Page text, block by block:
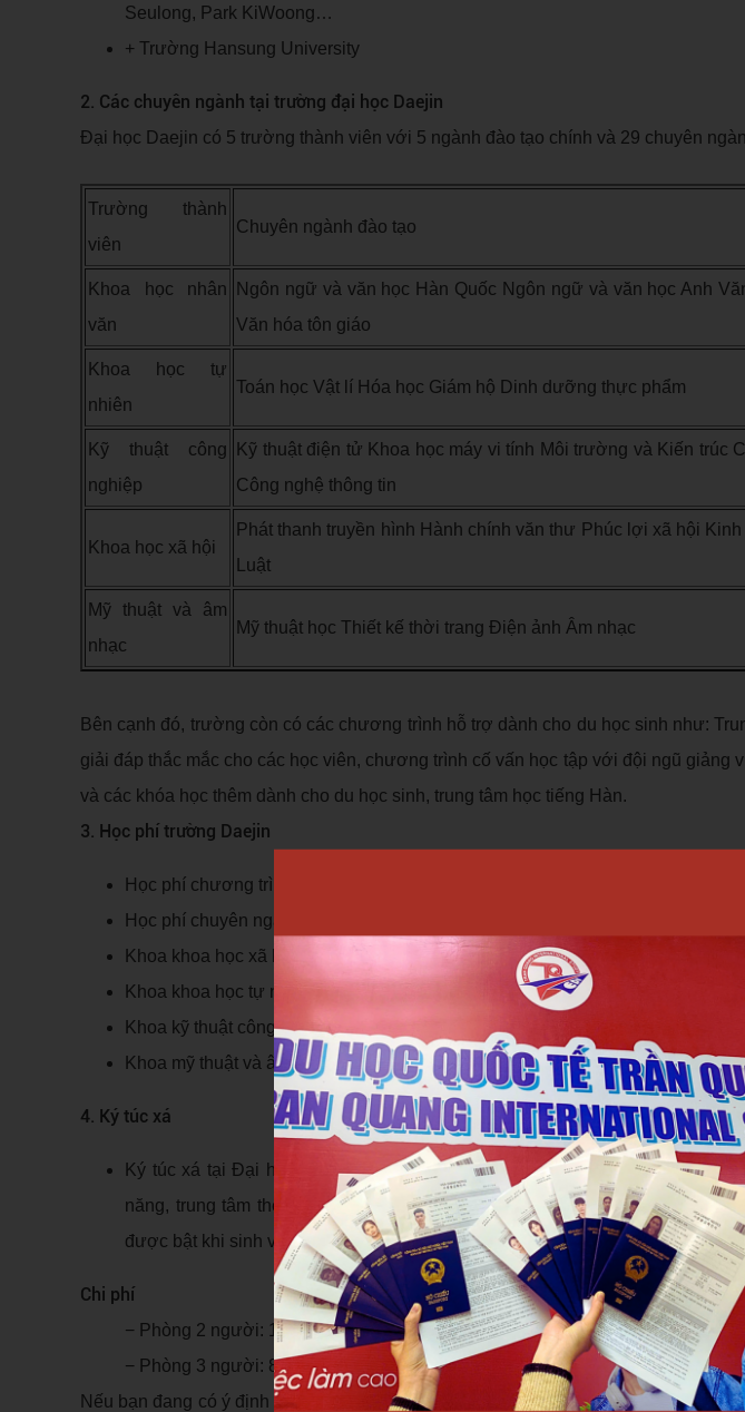
Seulong, Park KiWoong…
+ Trường Hansung University
2. Các chuyên ngành tại trường đại học Daejin
Đại học Daejin có 5 trường thành viên với 5 ngành đào tạo chính và 29 chuyên
Trường thành
viên
Chuyên ngành đào tạo
Khoa học nhân
văn
Ngôn ngữ và văn học Hàn Quốc Ngôn ngữ và văn học Anh
Văn hóa tôn giáo
Khoa học tự
nhiên
Toán học Vật lí Hóa học Giám hộ Dinh dưỡng thực phẩm
Kỹ thuật công
nghiệp
Kỹ thuật điện tử Khoa học máy vi tính Môi trường và Kiến trúc
Công nghệ thông tin
Khoa học xã hội
Phát thanh truyền hình Hành chính văn thư Phúc lợi xã hội
Luật
Mỹ thuật và âm
nhạc
Mỹ thuật học Thiết kế thời trang Điện ảnh Âm nhạc
Bên cạnh đó, trường còn có các chương trình hỗ trợ dành cho du học sinh như:
giải đáp thắc mắc cho các học viên, chương trình cố vấn học tập với đội ngũ giảng
và các khóa học thêm dành cho du học sinh, trung tâm học tiếng Hàn.
3. Học phí trường Daejin
Học phí chương trình tiếng: 1.500.000/kỳ
Học phí chuyên ngành:
Khoa khoa học xã hội và nhân văn: 6.140.000 won/năm
Khoa khoa học tự nhiên: 7.980.000 won/năm
Khoa kỹ thuật công nghiệp: 8.000.000 won/năm
Khoa mỹ thuật và âm nhạc: 8.000.000 won/năm.
4. Ký túc xá
Ký túc xá tại Đại học Daejin được trang bị đầy đủ sảnh lớn, phòng chờ,
năng, trung tâm thể hình, phòng học nhóm, hệ thống làm lạnh và sưởi
được bật khi sinh viên ra khỏi phòng, ra vào bằng quẹt mã vạch trên thẻ sinh
Chi phí
− Phòng 2 người: 1.000.000 won/kỳ chính; 500.000 won/kỳ hè (đông)
− Phòng 3 người: 800.000 won/kỳ chính; 400.000 won/kỳ hè (đông)
Nếu bạn đang có ý định du học tại trường đại học Daejin Hàn Quốc thì những